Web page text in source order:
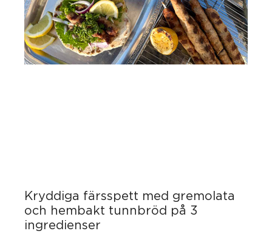
Kryddiga färsspett med gremolata
och hembakt tunnbröd på 3
ingredienser